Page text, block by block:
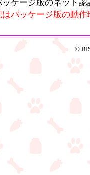
ケージ版のネット
はパッケージ版の動
©